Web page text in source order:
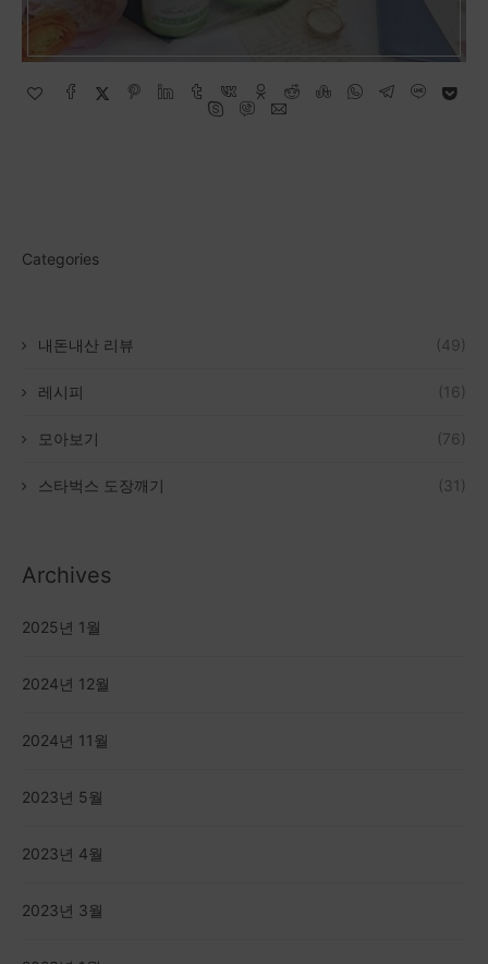
Categories
내돈내산 리뷰 (49)
레시피 (16)
모아보기 (76)
스타벅스 도장깨기 (31)
Archives
2025년 1월
2024년 12월
2024년 11월
2023년 5월
2023년 4월
2023년 3월